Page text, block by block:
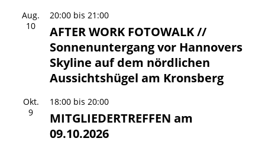
Aug.
10
20:00 bis 21:00
AFTER WORK FOTOWALK //
Sonnenuntergang vor Hannovers
Skyline auf dem nördlichen
Aussichtshügel am Kronsberg
Okt.
9
18:00 bis 20:00
MITGLIEDERTREFFEN am
09.10.2026